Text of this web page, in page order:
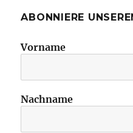
ABONNIERE
Vorname
Nachname